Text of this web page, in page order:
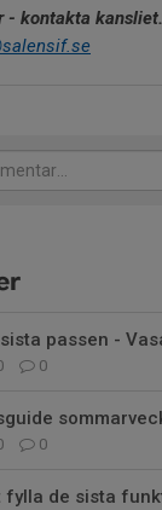
- kontakta kansliet.
passen -
0
0
fylla de sista